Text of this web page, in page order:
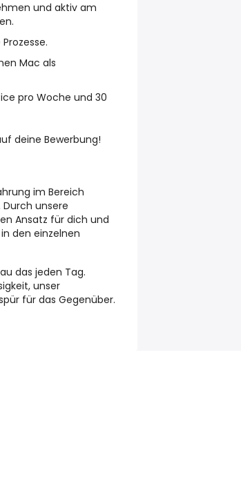
und aktiv am
Mac als
pro Woche und 30
deine Bewerbung!
im Bereich
unsere
Ansatz für dich und
den einzelnen
das jeden Tag.
unser
für das Gegenüber.